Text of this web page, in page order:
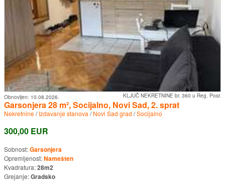
KLJUČ NEKRETNINE br. 360 u Reg. Posr.
Obnovljen: 10.08.2026.
Garsonjera 28 m², Socijalno, Novi Sad, 2. sprat
Nekretnine/Izdavanje stanova /Novi Sad grad /Socijalno
300,00 EUR
Sobnost:Garsonjera
Opremljenost:Namešten
Kvadratura:28m2
Grejanje:Gradsko